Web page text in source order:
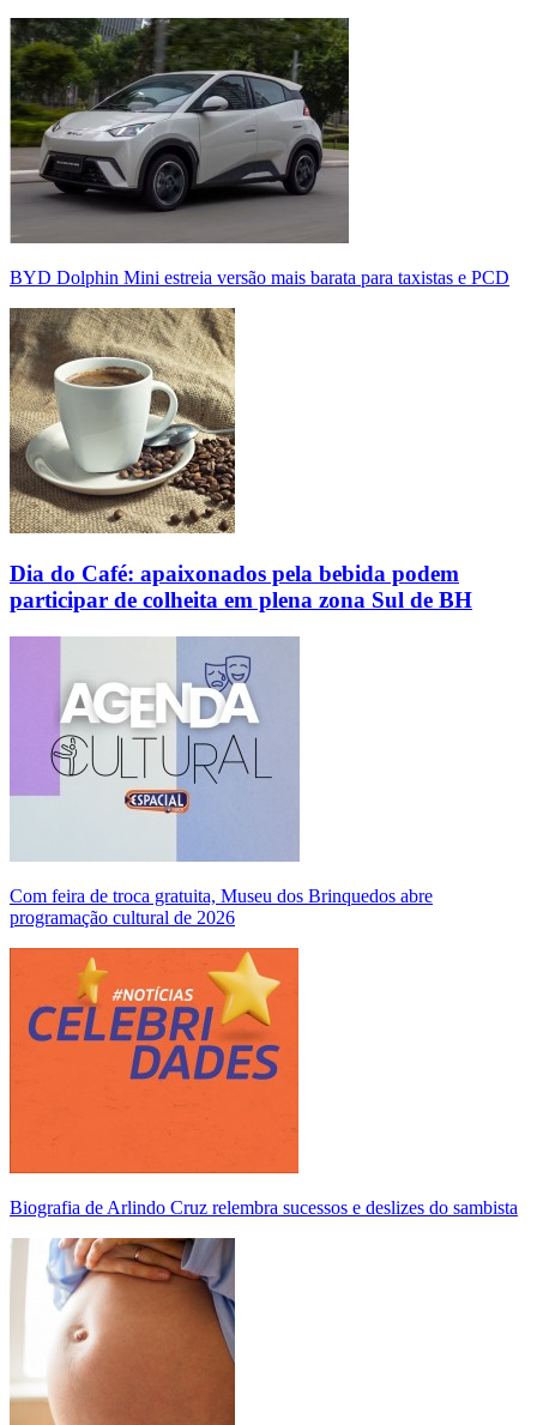
BYD Dolphin Mini estreia versão mais barata para taxistas e PCD
Dia do Café: apaixonados pela bebida podem
participar de colheita em plena zona Sul de BH
Com feira de troca gratuita, Museu dos Brinquedos abre
programação cultural de 2026
Biografia de Arlindo Cruz relembra sucessos e deslizes do sambista